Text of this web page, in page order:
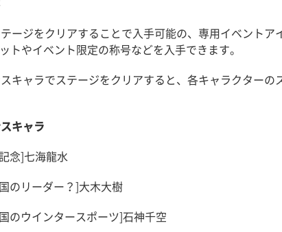
ージをクリアすることで入手可能の、専用イベント
トやイベント限定の称号などを入手できます。
キャラでステージをクリアすると、各キャラクター
キャラ
念]七海龍水
のリーダー？]大木大樹
のウインタースポーツ]石神千空